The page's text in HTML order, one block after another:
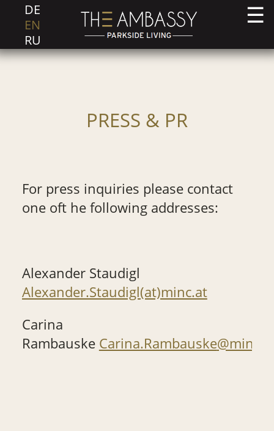
DE
EN
RU
PRESS & PR
For press inquiries please contact
one oft he following addresses:
Alexander Staudigl
Alexander.Staudigl(at)minc.at
Carina
Rambauske Carina.Rambauske